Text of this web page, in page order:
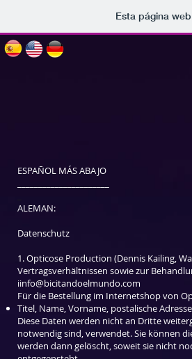
Esta página
ESPAÑOL MÁS ABAJO
ALEMAN:
Datenschutz
1. Opticose Production (Dennis Kailing,
Vertragsverhältnissen sowie zur
iinfo@bicitandoelmundo.com
Für die Bestellung im Internetshop von
Titel, Name, Vorname, postalische
Diese Daten werden nicht an Dritte
notwendig sind, verwendet. Sie können
werden dann gelöscht, soweit sie nicht